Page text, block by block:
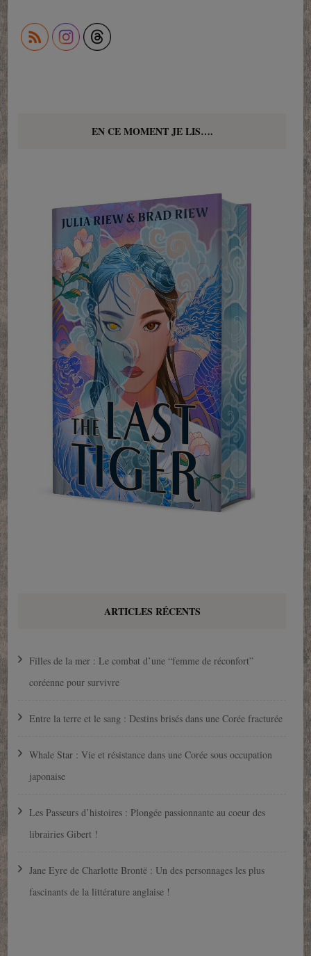
EN CE MOMENT JE LIS….
ARTICLES RÉCENTS
Filles de la mer : Le combat d’une “femme de réconfort”
coréenne pour survivre
Entre la terre et le sang : Destins brisés dans une Corée fracturée
Whale Star : Vie et résistance dans une Corée sous occupation
japonaise
Les Passeurs d’histoires : Plongée passionnante au coeur des
librairies Gibert !
Jane Eyre de Charlotte Brontë : Un des personnages les plus
fascinants de la littérature anglaise !